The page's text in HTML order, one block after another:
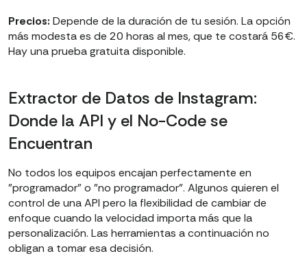
Precios: Depende de la duración de tu sesión. La opción
más modesta es de 20 horas al mes, que te costará 56€.
Hay una prueba gratuita disponible.
Extractor de Datos de Instagram:
Donde la API y el No-Code se
Encuentran
No todos los equipos encajan perfectamente en
"programador" o "no programador". Algunos quieren el
control de una API pero la flexibilidad de cambiar de
enfoque cuando la velocidad importa más que la
personalización. Las herramientas a continuación no
obligan a tomar esa decisión.